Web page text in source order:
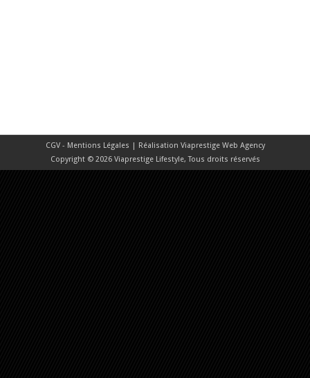
CGV - Mentions Légales | Réalisation Viaprestige Web Agency
Copyright © 2026 Viaprestige Lifestyle, Tous droits réservés